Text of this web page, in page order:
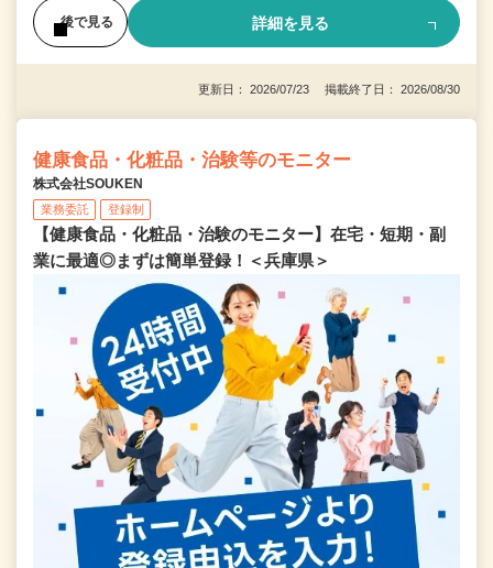
後で見る 詳細を見る
更新日： 2026/07/23 掲載終了日： 2026/08/30
健康食品・化粧品・治験等のモニター
株式会社SOUKEN
業務委託 登録制
【健康食品・化粧品・治験のモニター】在宅・短期・副
業に最適◎まずは簡単登録！＜兵庫県＞